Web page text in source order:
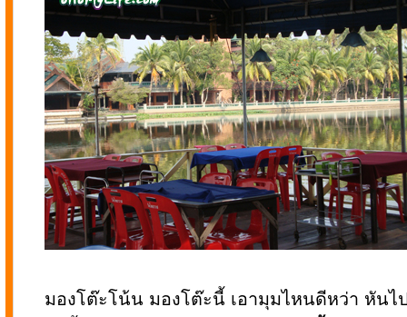
มองโต๊ะโน้น มองโต๊ะนี้ เอามุมไหนดีหว่า หัน